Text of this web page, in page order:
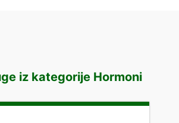
iz kategorije Hormoni